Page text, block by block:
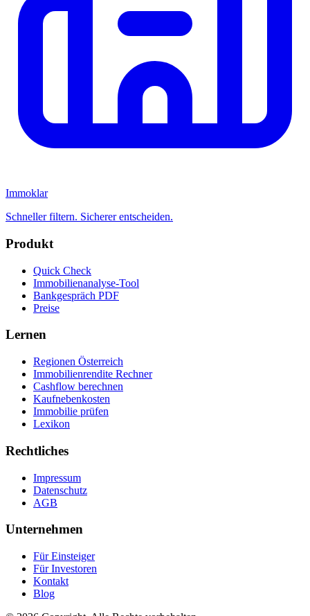
Immoklar
Schneller filtern. Sicherer entscheiden.
Produkt
Quick Check
Immobilienanalyse-Tool
Bankgespräch PDF
Preise
Lernen
Regionen Österreich
Immobilienrendite Rechner
Cashflow berechnen
Kaufnebenkosten
Immobilie prüfen
Lexikon
Rechtliches
Impressum
Datenschutz
AGB
Unternehmen
Für Einsteiger
Für Investoren
Kontakt
Blog